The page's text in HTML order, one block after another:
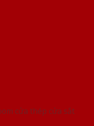
cửa thép cửa sắt